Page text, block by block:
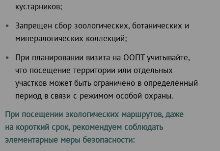
кустарников;
Запрещен сбор зоологических, ботанических и
минералогических коллекций;
При планировании визита на ООПТ учитывайте,
что посещение территории или отдельных
участков может быть ограничено в определённый
период в связи с режимом особой охраны.
При посещении экологических маршрутов, даже
на короткий срок, рекомендуем соблюдать
элементарные меры безопасности: